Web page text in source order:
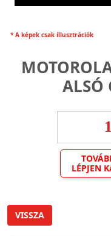
* A képek csak illusztrációk
ALSÓ
LÉPJEN
VISSZA